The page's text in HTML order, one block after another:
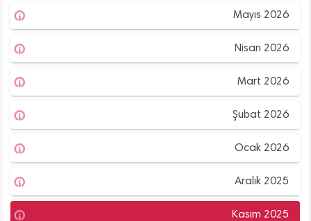
Mayıs 2026
Nisan 2026
Mart 2026
Şubat 2026
Ocak 2026
Aralık 2025
Kasım 2025